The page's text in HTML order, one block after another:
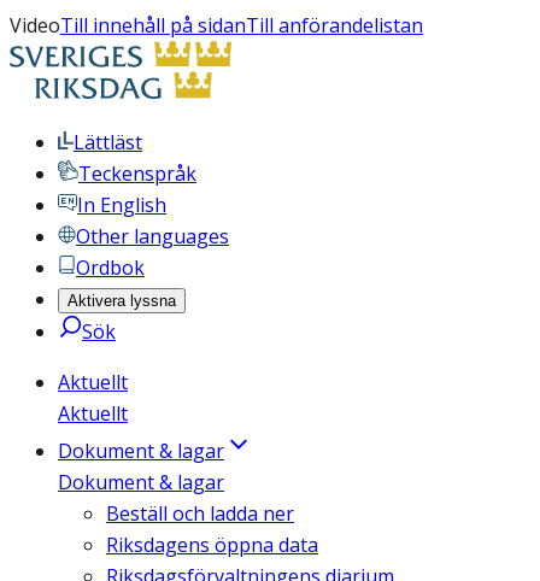
VideoTill innehåll på sidanTill anförandelistan
Lättläst
Teckenspråk
In English
Other languages
Ordbok
Aktivera lyssna
Sök
Aktuellt
Aktuellt
Dokument & lagar
Dokument & lagar
Beställ och ladda ner
Riksdagens öppna data